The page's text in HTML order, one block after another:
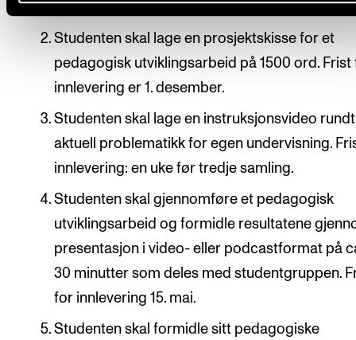
medfører at studenten ikke består emnet.
Studenten skal lage en prosjektskisse for et
pedagogisk utviklingsarbeid på 1500 ord. Frist
innlevering er 1. desember.
Studenten skal lage en instruksjonsvideo
aktuell problematikk for egen undervisning.
innlevering: en uke før tredje samling.
Studenten skal gjennomføre et pedagogisk
utviklingsarbeid og formidle resultatene
presentasjon i video- eller podcastformat på
30 minutter som deles med studentgruppen.
for innlevering 15. mai.
Studenten skal formidle sitt pedagogiske